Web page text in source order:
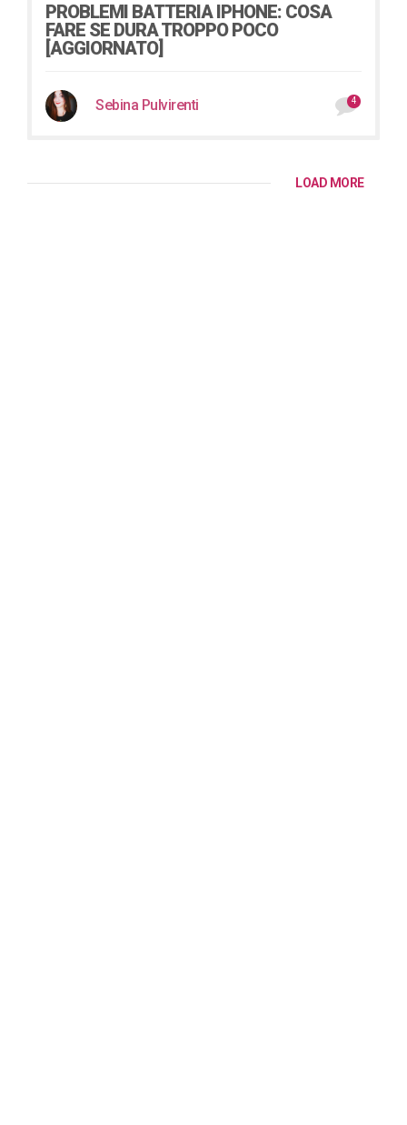
PROBLEMI BATTERIA IPHONE: COSA
FARE SE DURA TROPPO POCO
[AGGIORNATO]
Sebina Pulvirenti 4
LOAD MORE